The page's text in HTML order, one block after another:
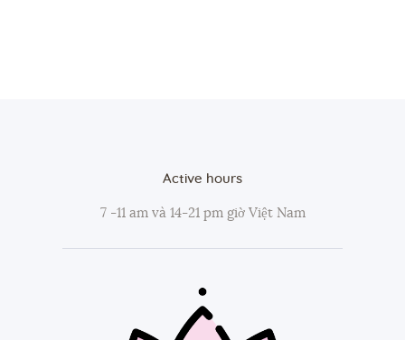
Active hours
7 -11 am và 14-21 pm giờ Việt Nam